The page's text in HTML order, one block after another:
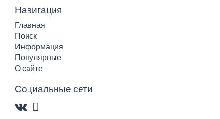
Навигация
Главная
Поиск
Информация
Популярные
О сайте
Социальные сети